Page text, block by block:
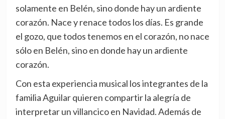
solamente en Belén, sino donde hay un ardiente
corazón. Nace y renace todos los días. Es grande
el gozo, que todos tenemos en el corazón, no nace
sólo en Belén, sino en donde hay un ardiente
corazón.
Con esta experiencia musical los integrantes de la
familia Aguilar quieren compartir la alegría de
interpretar un villancico en Navidad. Además de